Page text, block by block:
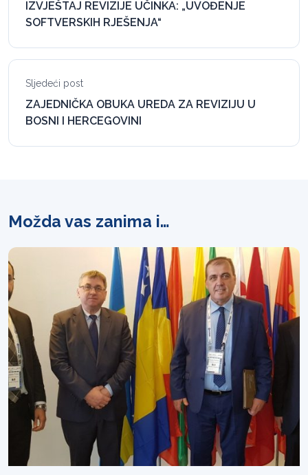
IZVJEŠTAJ REVIZIJE UČINKA: „UVOĐENJE
SOFTVERSKIH RJEŠENJA“
Sljedeći post
ZAJEDNIČKA OBUKA UREDA ZA REVIZIJU U
BOSNI I HERCEGOVINI
Možda vas zanima i…